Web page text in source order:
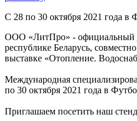
С 28 по 30 октября 2021 года
ООО «ЛитПро» - официальный
республике Беларусь,
выставке «Отопление.
Международная
по 30 октября 2021 года в
Приглашаем посетить наш